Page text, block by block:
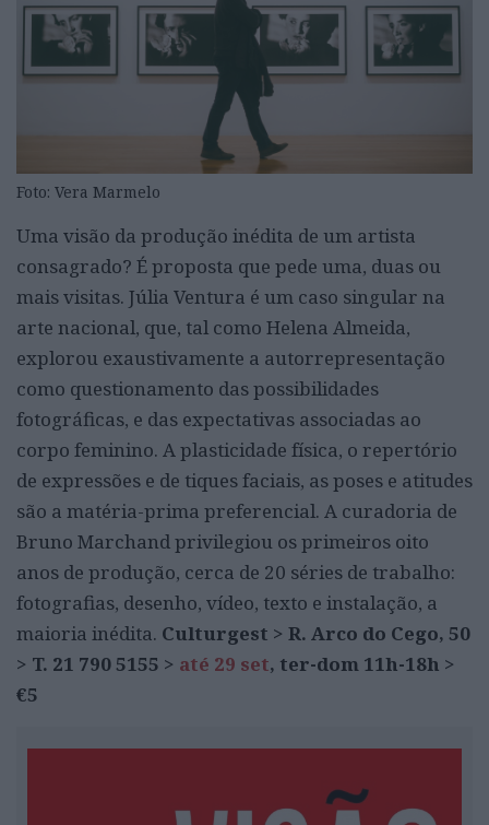
Foto: Vera Marmelo
Uma visão da produção inédita de um artista
consagrado? É proposta que pede uma, duas ou
mais visitas. Júlia Ventura é um caso singular na
arte nacional, que, tal como Helena Almeida,
explorou exaustivamente a autorrepresentação
como questionamento das possibilidades
fotográficas, e das expectativas associadas ao
corpo feminino. A plasticidade física, o repertório
de expressões e de tiques faciais, as poses e atitudes
são a matéria-prima preferencial. A curadoria de
Bruno Marchand privilegiou os primeiros oito
anos de produção, cerca de 20 séries de trabalho:
fotografias, desenho, vídeo, texto e instalação, a
maioria inédita. Culturgest > R. Arco do Cego, 50
> T. 21 790 5155 > até 29 set, ter-dom 11h-18h >
€5